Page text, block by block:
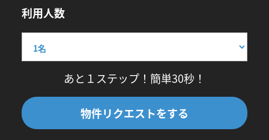
利用人数
あと１ステップ！簡単30秒！
物件リクエストをする